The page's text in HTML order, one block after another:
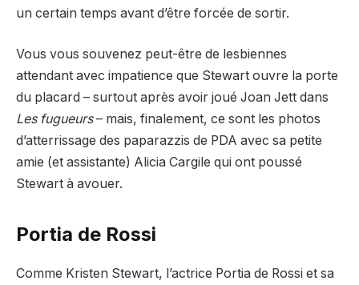
un certain temps avant d’être forcée de sortir.
Vous vous souvenez peut-être de lesbiennes
attendant avec impatience que Stewart ouvre la porte
du placard – surtout après avoir joué Joan Jett dans
Les fugueurs– mais, finalement, ce sont les photos
d’atterrissage des paparazzis de PDA avec sa petite
amie (et assistante) Alicia Cargile qui ont poussé
Stewart à avouer.
Portia de Rossi
Comme Kristen Stewart, l’actrice Portia de Rossi et sa